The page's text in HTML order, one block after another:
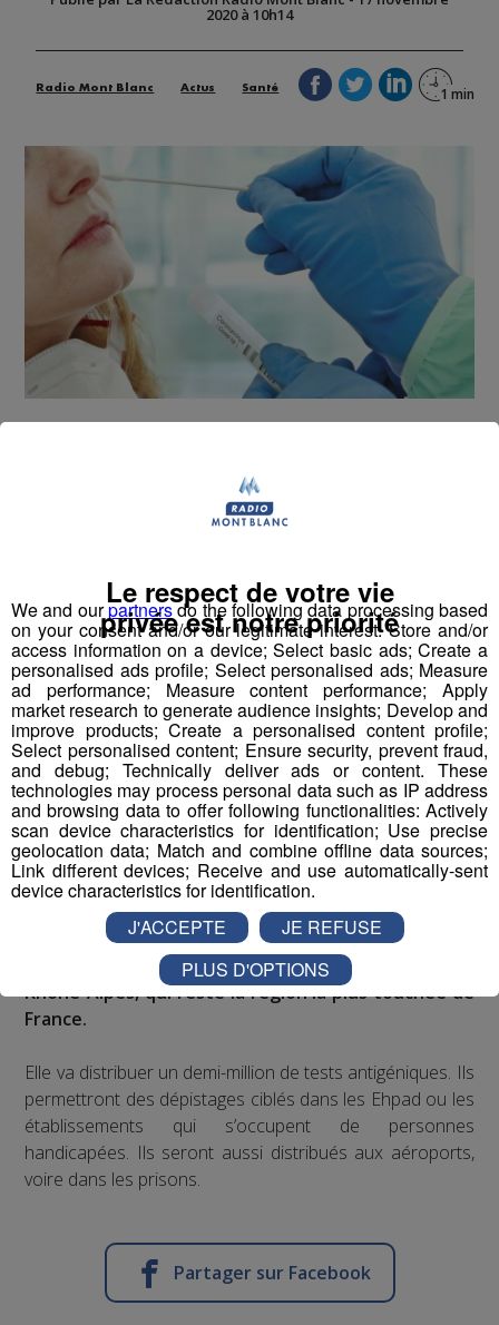
2020 à 10h14
Radio Mont Blanc Actus Santé
profile en Auvergne-Rhône-Alpes.
avant Noël, histoire de profiter des fêtes de fin d’année
sans avoir peur de contaminer ses proches.
Pour cela, un millier de lieux de dépistage dédiés
seront aménagés et des cars sillonneront les
milieux ruraux. Des lycées pourront prendre part à ce
dispositif. 10 000 personnes vont être mobilisées.
La plupart de ces tests seront antigéniques, c'est à dire
que les résultats seront connus en moins de 30
minutes.Deux millions de ces tests ont déjà été
commandés.
L’Agence régionale de santé aussi se mobilise pour
tester massivement la population d'Auvergne-
Rhône-Alpes, qui reste la région la plus touchée de
France.
Elle va distribuer un demi-million de tests antigéniques. Ils
permettront des dépistages ciblés dans les Ehpad ou les
établissements qui s’occupent de personnes
handicapées. Ils seront aussi distribués aux aéroports,
voire dans les prisons.
Partager sur Facebook
We and ourpartnersdo the following data processing based
on your consent and/or our legitimate interest: Store and/or
access information on a device; Select basic ads; Create a
personalised ads profile; Select personalised ads; Measure
ad performance; Measure content performance; Apply
market research to generate audience insights; Develop and
improve products; Create a personalised content profile;
Select personalised content; Ensure security, prevent fraud,
and debug; Technically deliver ads or content. These
technologies may process personal data such as IP address
and browsing data to offer following functionalities: Actively
scan device characteristics for identification; Use precise
geolocation data; Match and combine offline data sources;
Link different devices; Receive and use automatically-sent
device characteristics for identification.
Le respect de votre vie
privée est notre priorité
J'ACCEPTE
JE REFUSE
PLUS D'OPTIONS